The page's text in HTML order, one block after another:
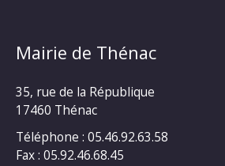
Mairie de Thénac
35, rue de la République
17460 Thénac
Téléphone : 05.46.92.63.58
Fax : 05.92.46.68.45